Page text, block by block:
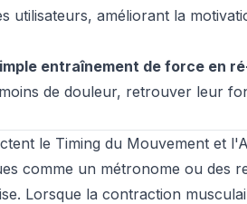
utilisateurs, améliorant la
entraînement de force en
de douleur, retrouver leur
le Timing du Mouvement et
comme un métronome ou des
Lorsque la contraction